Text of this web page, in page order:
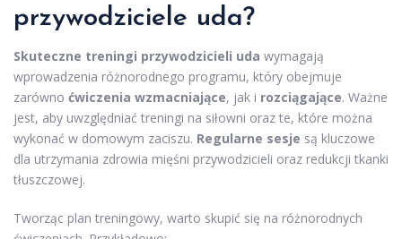
przywodziciele uda?
Skuteczne treningi przywodzicieli uda wymagają
wprowadzenia różnorodnego programu, który obejmuje
zarówno ćwiczenia wzmacniające, jak i rozciągające. Ważne
jest, aby uwzględniać treningi na siłowni oraz te, które można
wykonać w domowym zaciszu. Regularne sesje są kluczowe
dla utrzymania zdrowia mięśni przywodzicieli oraz redukcji tkanki
tłuszczowej.
Tworząc plan treningowy, warto skupić się na różnorodnych